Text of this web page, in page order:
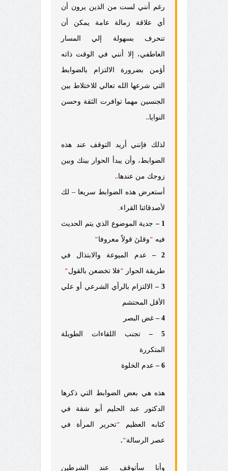
رغم أنني لست من الذين يرون أن
أي علاقة زمالة عامة يمكن أن
تنحرف بسهولة إلي المسار
العاطفي، إلا أنني في الوقت ذاته
أؤمن بضرورة الالتزام بالضوابط
التي شرعها الله تعالي للاختلاط بين
الجنسين مهما توافرت الثقة وحسن
النوايا..
لذلك فإنني أريد التوقف عند هذه
الضوابط، وأن يبدأ الحوار بينك وبين
زوجك من عندها..
أستعرض هذه الضوابط سريعا – لك
لأصدقائنا القراء.
1 – جدية الموضوع الذي يتم الحديث
فيه "وقلنَ قولاً معروفا"
2 – عدم الميوعة والابتذال في
طريقة الحوار "فلا تخضعن بالقول"
3 – الالتزام بالرأي الشرعي أو علي
الأقل المحتشم
4 – غض البصر
5 – تجنب اللقاءات الطويلة
المتكررة
6 – عدم الخلوة
هذه هي بعض الضوابط التي ذكرها
الدكتور عبد الحليم أبو شقة في
كتابه العظيم "تحرير المرأة في
عصر الرسالة"
.
وأنا سأتوقف عند الشرطين